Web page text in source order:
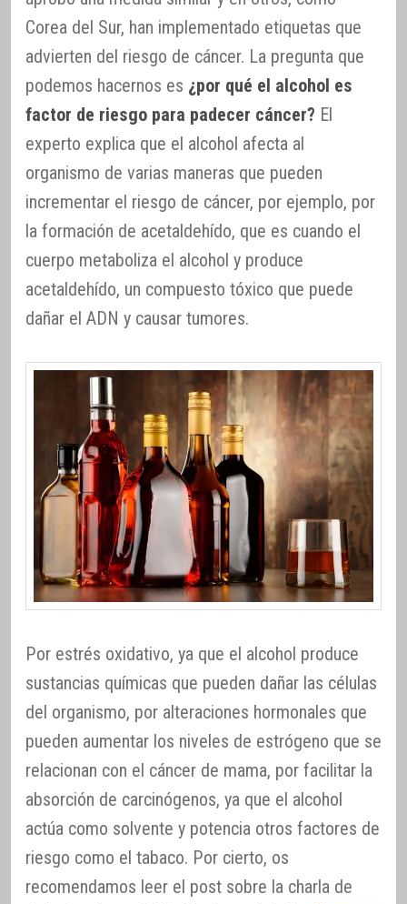
Corea del Sur, han implementado etiquetas que
advierten del riesgo de cáncer. La pregunta que
podemos hacernos es ¿por qué el alcohol es
factor de riesgo para padecer cáncer? El
experto explica que el alcohol afecta al
organismo de varias maneras que pueden
incrementar el riesgo de cáncer, por ejemplo, por
la formación de acetaldehído, que es cuando el
cuerpo metaboliza el alcohol y produce
acetaldehído, un compuesto tóxico que puede
dañar el ADN y causar tumores.
Por estrés oxidativo, ya que el alcohol produce
sustancias químicas que pueden dañar las células
del organismo, por alteraciones hormonales que
pueden aumentar los niveles de estrógeno que se
relacionan con el cáncer de mama, por facilitar la
absorción de carcinógenos, ya que el alcohol
actúa como solvente y potencia otros factores de
riesgo como el tabaco. Por cierto, os
recomendamos leer el post sobre la charla de